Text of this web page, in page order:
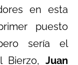
en esta
puesto
sería el
Bierzo, Juan